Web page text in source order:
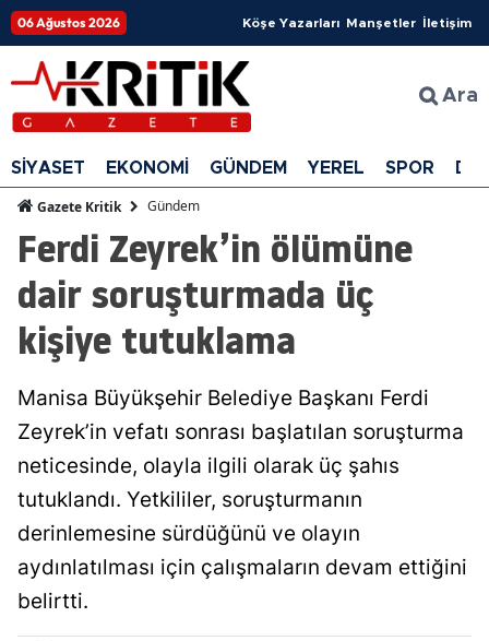
06 Ağustos 2026 Köşe Yazarları Manşetler İletişim
Ara
SİYASET EKONOMİ GÜNDEM YEREL SPOR
Gazete Kritik Gündem
Ferdi Zeyrek’in ölümüne
dair soruşturmada üç
kişiye tutuklama
Manisa Büyükşehir Belediye Başkanı Ferdi
Zeyrek’in vefatı sonrası başlatılan soruşturma
neticesinde, olayla ilgili olarak üç şahıs
tutuklandı. Yetkililer, soruşturmanın
derinlemesine sürdüğünü ve olayın
aydınlatılması için çalışmaların devam ettiğini
belirtti.